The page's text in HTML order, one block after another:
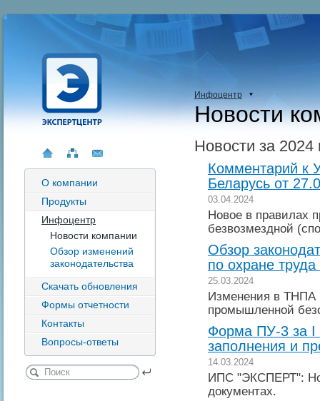
О компании
Продукты
Инфоцентр
Новости компании
Обзор изменений
законодательства
Скачать обновления
Формы отчетности
Контакты
Вопросы-ответы
Инфоцентр
Новости
Новости за 2024
Комментарий к
Беларусь от
03.04.2024
Новое в правилах
безвозмездной
Обзор
по охране
25.03.2024
Изменения в ТНПА
промышленной
Форма ПУ-3 за I
заполнения и
14.03.2024
ИПС "ЭКСПЕРТ":
документах.